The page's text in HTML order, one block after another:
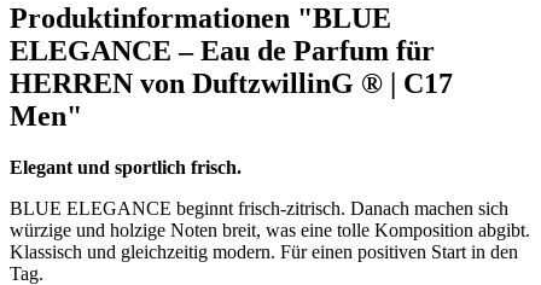
Produktinformationen "BLUE
ELEGANCE – Eau de Parfum für
HERREN von DuftzwillinG ® | C17
Men"
Elegant und sportlich frisch.
BLUE ELEGANCE beginnt frisch-zitrisch. Danach machen sich
würzige und holzige Noten breit, was eine tolle Komposition abgibt.
Klassisch und gleichzeitig modern. Für einen positiven Start in den
Tag.